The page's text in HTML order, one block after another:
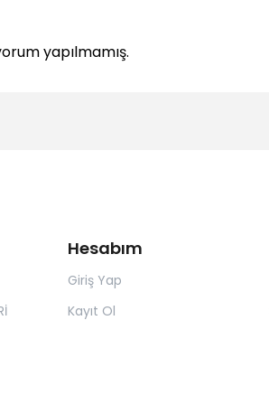
yapılmamış.
Hesabım
Giriş Yap
Kayıt Ol